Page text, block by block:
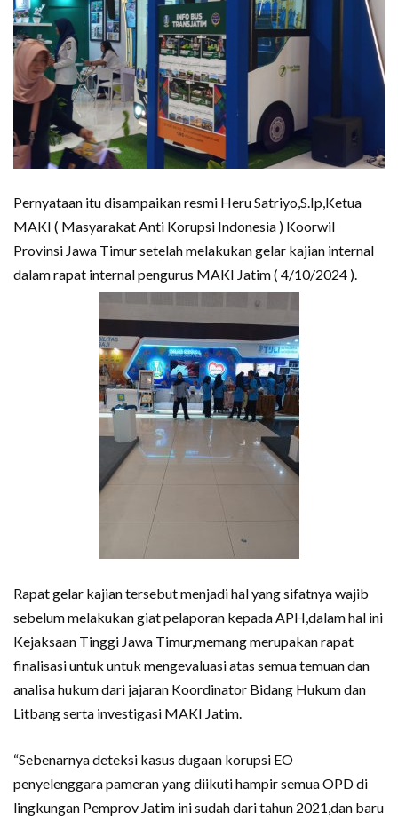
Pernyataan itu disampaikan resmi Heru Satriyo,S.Ip,Ketua
MAKI ( Masyarakat Anti Korupsi Indonesia ) Koorwil
Provinsi Jawa Timur setelah melakukan gelar kajian internal
dalam rapat internal pengurus MAKI Jatim ( 4/10/2024 ).
Rapat gelar kajian tersebut menjadi hal yang sifatnya wajib
sebelum melakukan giat pelaporan kepada APH,dalam hal ini
Kejaksaan Tinggi Jawa Timur,memang merupakan rapat
finalisasi untuk untuk mengevaluasi atas semua temuan dan
analisa hukum dari jajaran Koordinator Bidang Hukum dan
Litbang serta investigasi MAKI Jatim.
“Sebenarnya deteksi kasus dugaan korupsi EO
penyelenggara pameran yang diikuti hampir semua OPD di
lingkungan Pemprov Jatim ini sudah dari tahun 2021,dan baru